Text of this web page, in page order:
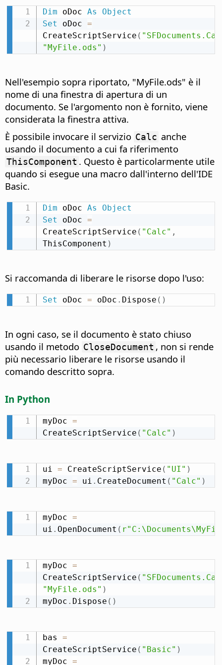
Dim oDoc As
Object
Set oDoc =
CreateScriptService (
"MyFile.ods" )
Nell'esempio sopra riportato, "MyFile.ods" è il
nome di una finestra di apertura di un
documento. Se l'argomento non è fornito, viene
considerata la finestra attiva.
È possibile invocare il servizio Calc anche
usando il documento a cui fa riferimento
ThisComponent . Questo è particolarmente utile
quando si esegue una macro dall'interno dell'IDE
Basic.
Dim oDoc As
Object
Set oDoc =
CreateScriptService ( "Calc" ,
ThisComponent )
Si raccomanda di liberare le risorse dopo l'uso:
Set oDoc = oDoc . Dispose ( )
In ogni caso, se il documento è stato chiuso
usando il metodo CloseDocument , non si rende
più necessario liberare le risorse usando il
comando descritto sopra.
In Python
myDoc =
CreateScriptService ( "Calc" )
ui = CreateScriptService ( "UI" )
myDoc = ui . CreateDocument ( "Calc" )
myDoc =
ui . OpenDocument (
myDoc =
CreateScriptService (
"MyFile.ods" )
myDoc . Dispose ( )
bas =
CreateScriptService ( "Basic" )
myDoc =